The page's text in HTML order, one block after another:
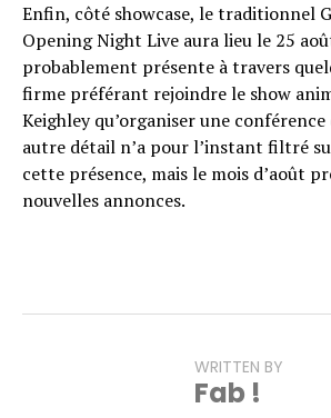
Enfin, côté showcase, le traditionnel
Opening Night Live aura lieu le 25
probablement présente à travers
firme préférant rejoindre le show
Keighley qu’organiser une conférence
autre détail n’a pour l’instant filtré
cette présence, mais le mois d’août
nouvelles annonces.
WRITTEN BY
Fab !